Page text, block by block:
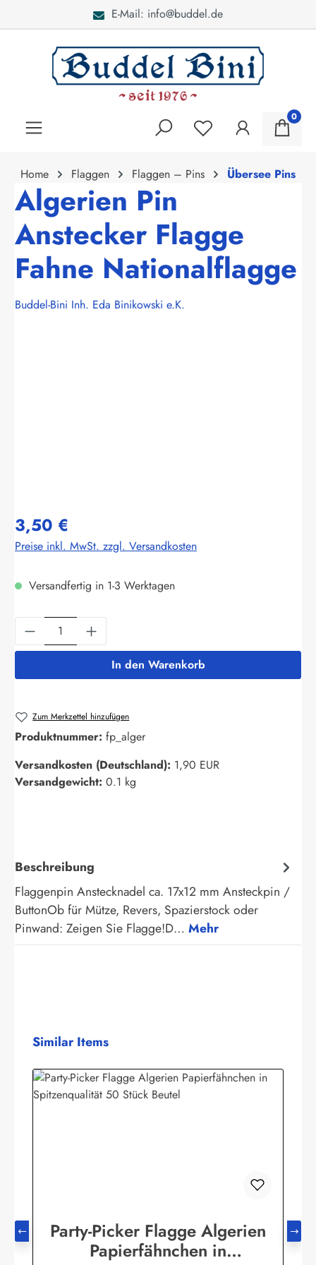
E-Mail: info@buddel.de
0
Home Flaggen Flaggen – Pins Übersee Pins
Algerien Pin
Anstecker Flagge
Fahne Nationalflagge
Buddel-Bini Inh. Eda Binikowski e.K.
3,50 €
Preise inkl. MwSt. zzgl. Versandkosten
Versandfertig in 1-3 Werktagen
Produkt Anzahl: Gib den gewünschten
In den Warenkorb
Zum Merkzettel hinzufügen
Produktnummer: fp_alger
Versandkosten (Deutschland): 1,90 EUR
Versandgewicht: 0.1 kg
Beschreibung
Flaggenpin Anstecknadel ca. 17x12 mm Ansteckpin /
ButtonOb für Mütze, Revers, Spazierstock oder
Pinwand: Zeigen Sie Flagge!D… Mehr
Produktgalerie überspringen
Similar Items
Party-Picker Flagge Algerien
Papierfähnchen in